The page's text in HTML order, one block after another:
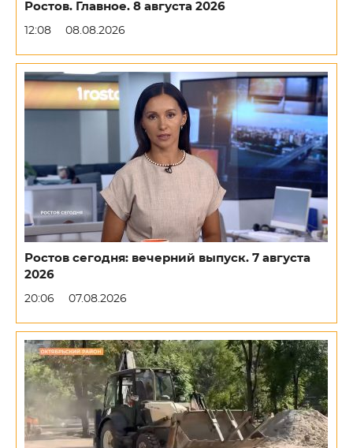
Ростов. Главное. 8 августа 2026
12:08 08.08.2026
Ростов сегодня: вечерний выпуск. 7 августа
2026
20:06 07.08.2026